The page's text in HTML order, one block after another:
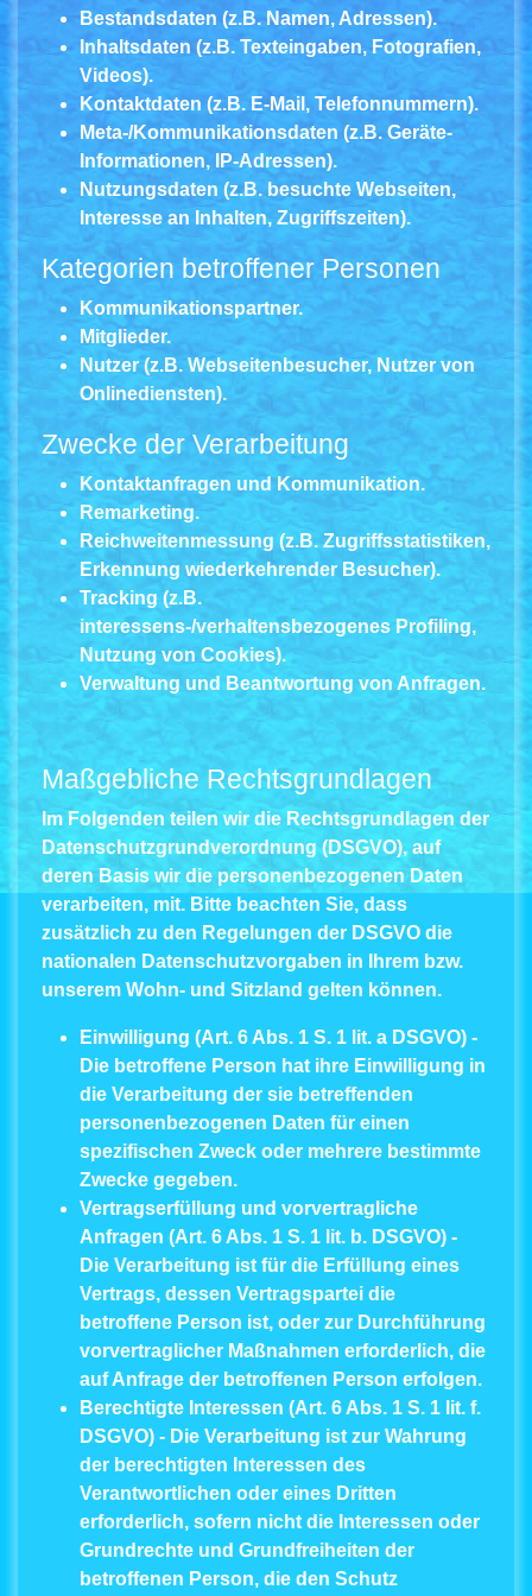
Bestandsdaten (z.B. Namen, Adressen).
Inhaltsdaten (z.B. Texteingaben, Fotografien,
Videos).
Kontaktdaten (z.B. E-Mail, Telefonnummern).
Meta-/Kommunikationsdaten (z.B. Geräte-
Informationen, IP-Adressen).
Nutzungsdaten (z.B. besuchte Webseiten,
Interesse an Inhalten, Zugriffszeiten).
Kategorien betroffener Personen
Kommunikationspartner.
Mitglieder.
Nutzer (z.B. Webseitenbesucher, Nutzer von
Onlinediensten).
Zwecke der Verarbeitung
Kontaktanfragen und Kommunikation.
Remarketing.
Reichweitenmessung (z.B. Zugriffsstatistiken,
Erkennung wiederkehrender Besucher).
Tracking (z.B.
interessens-/verhaltensbezogenes Profiling,
Nutzung von Cookies).
Verwaltung und Beantwortung von Anfragen.
Maßgebliche Rechtsgrundlagen
Im Folgenden teilen wir die Rechtsgrundlagen der
Datenschutzgrundverordnung (DSGVO), auf
deren Basis wir die personenbezogenen Daten
verarbeiten, mit. Bitte beachten Sie, dass
zusätzlich zu den Regelungen der DSGVO die
nationalen Datenschutzvorgaben in Ihrem bzw.
unserem Wohn- und Sitzland gelten können.
Einwilligung (Art. 6 Abs. 1 S. 1 lit. a DSGVO) -
Die betroffene Person hat ihre Einwilligung in
die Verarbeitung der sie betreffenden
personenbezogenen Daten für einen
spezifischen Zweck oder mehrere bestimmte
Zwecke gegeben.
Vertragserfüllung und vorvertragliche
Anfragen (Art. 6 Abs. 1 S. 1 lit. b. DSGVO) -
Die Verarbeitung ist für die Erfüllung eines
Vertrags, dessen Vertragspartei die
betroffene Person ist, oder zur Durchführung
vorvertraglicher Maßnahmen erforderlich, die
auf Anfrage der betroffenen Person erfolgen.
Berechtigte Interessen (Art. 6 Abs. 1 S. 1 lit. f.
DSGVO) - Die Verarbeitung ist zur Wahrung
der berechtigten Interessen des
Verantwortlichen oder eines Dritten
erforderlich, sofern nicht die Interessen oder
Grundrechte und Grundfreiheiten der
betroffenen Person, die den Schutz